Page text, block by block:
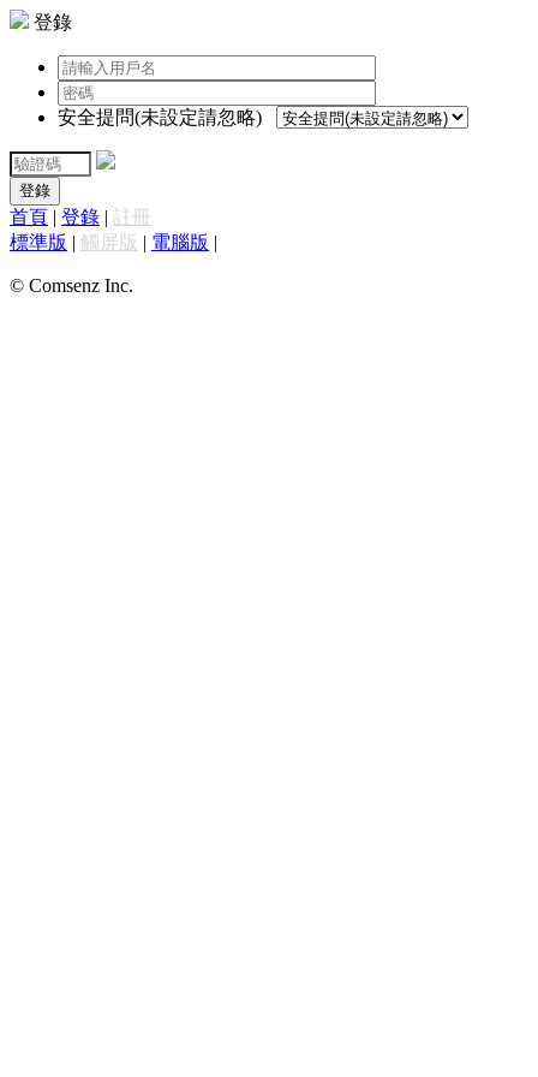
登錄
安全提問(未設定請忽略)
登錄
首頁 | 登錄 | 註冊
標準版 | 觸屏版 | 電腦版 |
© Comsenz Inc.